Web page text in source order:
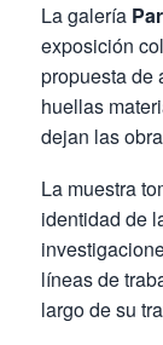
La galería
exposición
propuesta de
huellas
dejan las
La muestra
identidad de
líneas de
largo de su